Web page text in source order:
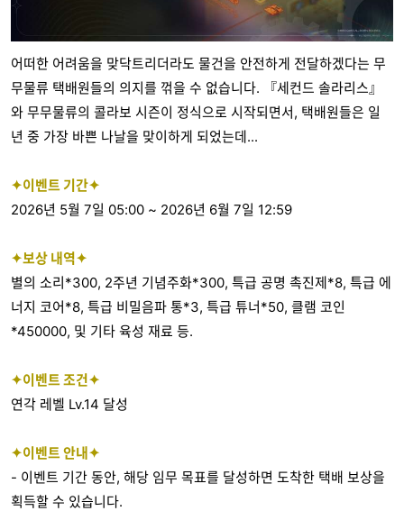
어떠한 어려움을 맞닥트리더라도 물건을 안전하게 전달하겠다는 무
무물류 택배원들의 의지를 꺾을 수 없습니다. 『세컨드 솔라리스』
와 무무물류의 콜라보 시즌이 정식으로 시작되면서, 택배원들은 일
년 중 가장 바쁜 나날을 맞이하게 되었는데...
✦이벤트 기간✦
2026년 5월 7일 05:00 ~ 2026년 6월 7일 12:59
✦보상 내역✦
별의 소리*300, 2주년 기념주화*300, 특급 공명 촉진제*8, 특급 에
너지 코어*8, 특급 비밀음파 통*3, 특급 튜너*50, 클램 코인
*450000, 및 기타 육성 재료 등.
✦이벤트 조건✦
연각 레벨 Lv.14 달성
✦이벤트 안내✦
- 이벤트 기간 동안, 해당 임무 목표를 달성하면 도착한 택배 보상을
획득할 수 있습니다.